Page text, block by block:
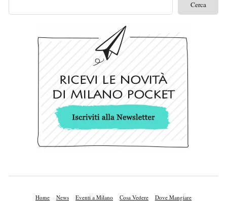
Home News Eventi a Milano Cosa Vedere Dove Mangiare